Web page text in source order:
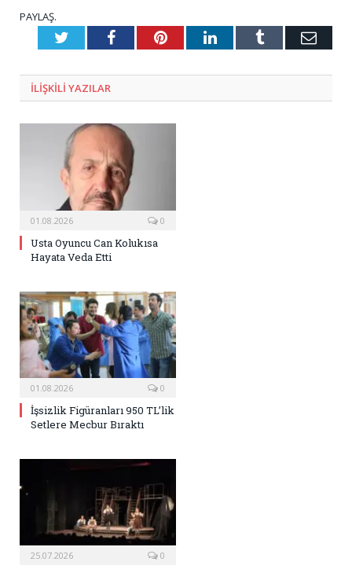
PAYLAŞ.
TwitterFacebookPinterestLinkedInTumblr E-
ILIŞKILI YAZILAR
01.08.2026 0
Usta Oyuncu Can Kolukısa
Hayata Veda Etti
01.08.2026 0
İşsizlik Figüranları 950 TL’lik
Setlere Mecbur Bıraktı
25.07.2026 0